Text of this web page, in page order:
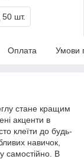
50 шт.
Оплата Умови
стане кращим
акценти в
клеїти до будь-
навичок,
самостійно. В